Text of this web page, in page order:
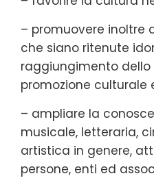
– promuovere inoltre
che siano ritenute
raggiungimento dello
promozione culturale
– ampliare la
musicale, letteraria,
artistica in genere,
persone, enti ed